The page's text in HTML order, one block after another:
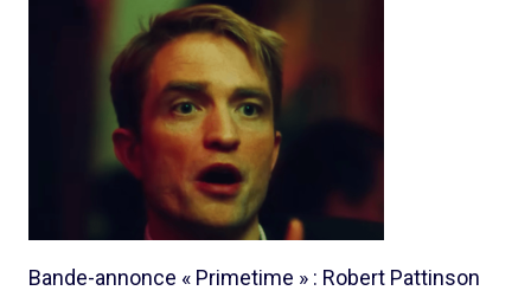
Bande-annonce « Primetime » : Robert Pattinson